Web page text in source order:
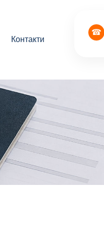
Контакти
☎